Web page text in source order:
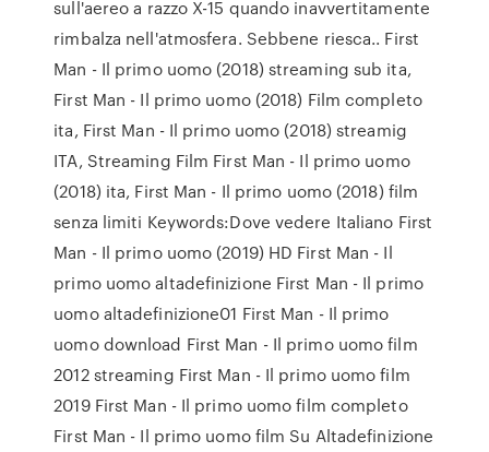
sull'aereo a razzo X-15 quando inavvertitamente
rimbalza nell'atmosfera. Sebbene riesca.. First
Man - Il primo uomo (2018) streaming sub ita,
First Man - Il primo uomo (2018) Film completo
ita, First Man - Il primo uomo (2018) streamig
ITA, Streaming Film First Man - Il primo uomo
(2018) ita, First Man - Il primo uomo (2018) film
senza limiti Keywords:Dove vedere Italiano First
Man - Il primo uomo (2019) HD First Man - Il
primo uomo altadefinizione First Man - Il primo
uomo altadefinizione01 First Man - Il primo
uomo download First Man - Il primo uomo film
2012 streaming First Man - Il primo uomo film
2019 First Man - Il primo uomo film completo
First Man - Il primo uomo film Su Altadefinizione